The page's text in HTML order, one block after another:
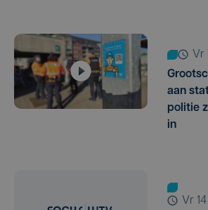
aan
politie
in
vr